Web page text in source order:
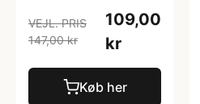
VEJL. PRIS
147,00 kr
109,00
kr
Køb her